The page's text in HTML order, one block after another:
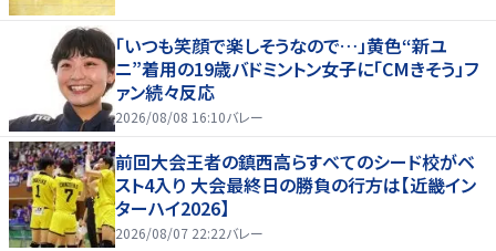
「いつも笑顔で楽しそうなので…」黄色“新ユ
ニ”着用の19歳バドミントン女子に「CMきそう」フ
ァン続々反応
2026/08/08 16:10バレー
前回大会王者の鎮西高らすべてのシード校がベ
スト4入り 大会最終日の勝負の行方は【近畿イン
ターハイ2026】
2026/08/07 22:22バレー